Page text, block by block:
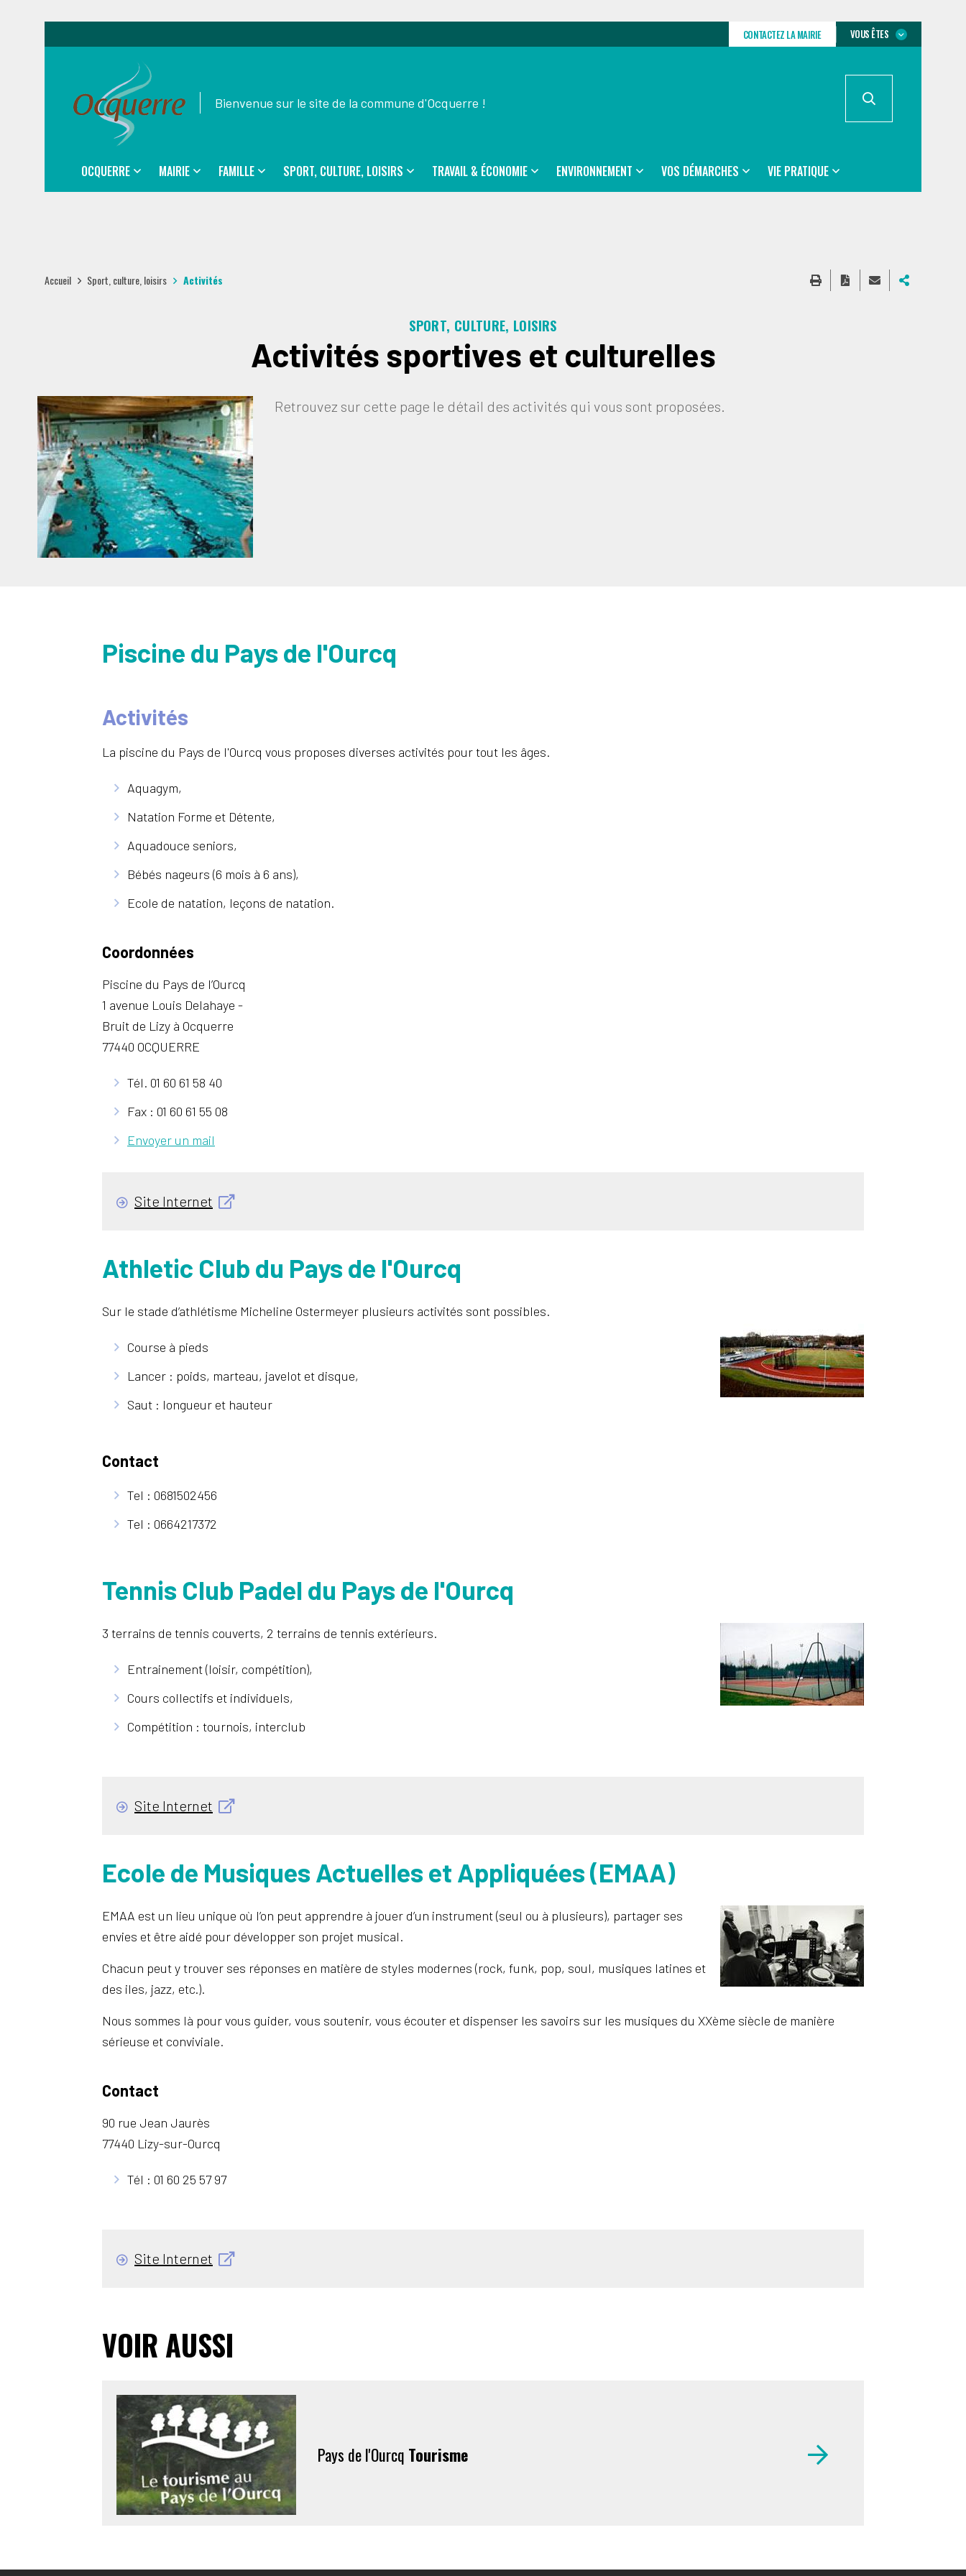
CONTACTEZ LA MAIRIE VOUS ÊTES
Bienvenue sur le site de la commune d'Ocquerre !
OCQUERRE MAIRIE FAMILLE SPORT, CULTURE, LOISIRS TRAVAIL & ÉCONOMIE ENVIRONNEMENT VOS DÉMARCHES VIE PRATIQUE
Accueil Sport, culture, loisirs Activités
SPORT, CULTURE, LOISIRS
Activités sportives et culturelles
Retrouvez sur cette page le détail des activités qui vous sont proposées.
Piscine du Pays de l'Ourcq
Activités
La piscine du Pays de l'Ourcq vous proposes diverses activités pour tout les âges.
Aquagym,
Natation Forme et Détente,
Aquadouce seniors,
Bébés nageurs (6 mois à 6 ans),
Ecole de natation, leçons de natation.
Coordonnées
Piscine du Pays de l’Ourcq
1 avenue Louis Delahaye -
Bruit de Lizy à Ocquerre
77440 OCQUERRE
Tél. 01 60 61 58 40
Fax : 01 60 61 55 08
Envoyer un mail
Site Internet
Athletic Club du Pays de l'Ourcq
Sur le stade d’athlétisme Micheline Ostermeyer plusieurs activités sont possibles.
Course à pieds
Lancer : poids, marteau, javelot et disque,
Saut : longueur et hauteur
Contact
Tel : 0681502456
Tel : 0664217372
Tennis Club Padel du Pays de l'Ourcq
3 terrains de tennis couverts, 2 terrains de tennis extérieurs.
Entrainement (loisir, compétition),
Cours collectifs et individuels,
Compétition : tournois, interclub
Site Internet
Ecole de Musiques Actuelles et Appliquées (EMAA)
EMAA est un lieu unique où l’on peut apprendre à jouer d’un instrument (seul ou à plusieurs), partager ses
envies et être aidé pour développer son projet musical.
Chacun peut y trouver ses réponses en matière de styles modernes (rock, funk, pop, soul, musiques latines et
des iles, jazz, etc.).
Nous sommes là pour vous guider, vous soutenir, vous écouter et dispenser les savoirs sur les musiques du XXème siècle de manière
sérieuse et conviviale.
Contact
90 rue Jean Jaurès
77440 Lizy-sur-Ourcq
Tél : 01 60 25 57 97
Site Internet
VOIR AUSSI
Pays de l'Ourcq Tourisme